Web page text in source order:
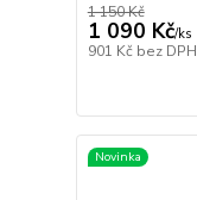
1 150 Kč
1 090 Kč/ks
901 Kč bez DPH
Novinka